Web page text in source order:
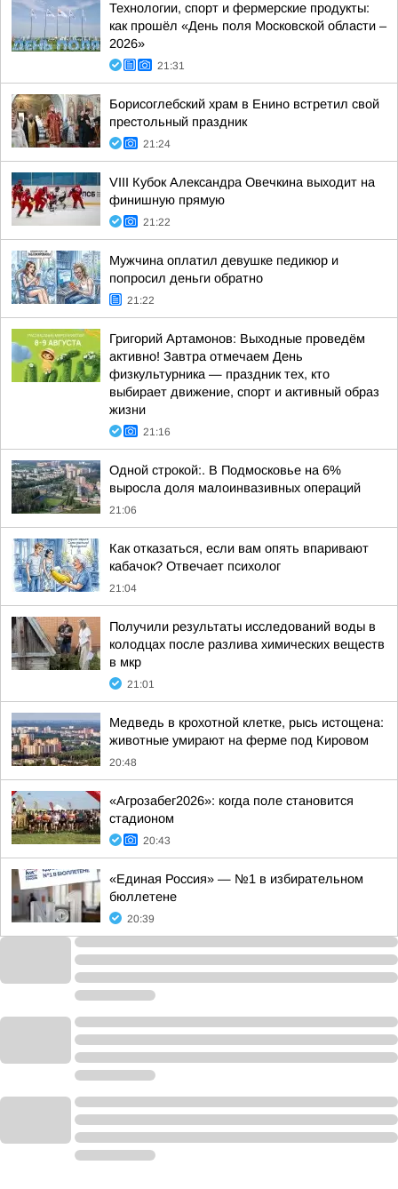
Технологии, спорт и фермерские продукты:
как прошёл «День поля Московской области –
2026»
21:31
Борисоглебский храм в Енино встретил свой
престольный праздник
21:24
VIII Кубок Александра Овечкина выходит на
финишную прямую
21:22
Мужчина оплатил девушке педикюр и
попросил деньги обратно
21:22
Григорий Артамонов: Выходные проведём
активно! Завтра отмечаем День
физкультурника — праздник тех, кто
выбирает движение, спорт и активный образ
жизни
21:16
Одной строкой:. В Подмосковье на 6%
выросла доля малоинвазивных операций
21:06
Как отказаться, если вам опять впаривают
кабачок? Отвечает психолог
21:04
Получили результаты исследований воды в
колодцах после разлива химических веществ
в мкр
21:01
Медведь в крохотной клетке, рысь истощена:
животные умирают на ферме под Кировом
20:48
«Агрозабег2026»: когда поле становится
стадионом
20:43
«Единая Россия» — №1 в избирательном
бюллетене
20:39